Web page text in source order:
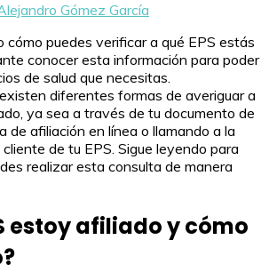
Gómez García
cómo puedes verificar a qué EPS estás
conocer esta información para poder
de salud que necesitas.
diferentes formas de averiguar a
ya sea a través de tu documento de
de afiliación en línea o llamando a la
de tu EPS. Sigue leyendo para
realizar esta consulta de manera
estoy afiliado y cómo